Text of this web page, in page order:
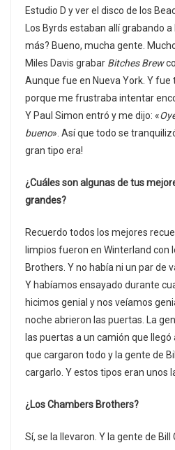
Estudio D y ver el disco de los
Los Byrds estaban allí grabando
más? Bueno, mucha gente.
Miles Davis grabar Bitches Brew
Aunque fue en Nueva York. Y fue
porque me frustraba intentar
Y Paul Simon entró y me dijo: «
bueno». Así que todo se
gran tipo era!
¿Cuáles son algunas de tus
grandes?
Recuerdo todos los mejores
limpios fueron en Winterland con
Brothers. Y no había ni un par de
Y habíamos ensayado durante
hicimos genial y nos veíamos
noche abrieron las puertas. La
las puertas a un camión que
que cargaron todo y la gente de
cargarlo. Y estos tipos eran unos
¿Los Chambers Brothers?
Sí, se la llevaron. Y la gente de